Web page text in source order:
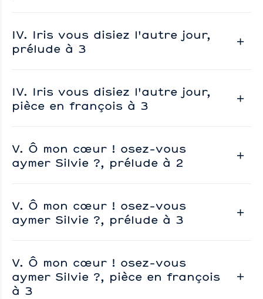
IV. Iris vous disiez l'autre jour,
prélude à 3
IV. Iris vous disiez l'autre jour,
pièce en françois à 3
V. Ô mon cœur ! osez-vous
aymer Silvie ?, prélude à 2
V. Ô mon cœur ! osez-vous
aymer Silvie ?, prélude à 3
V. Ô mon cœur ! osez-vous
aymer Silvie ?, pièce en françois
à 3